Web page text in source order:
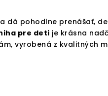
dá pohodlne prenášať,
pre deti je krásna
vyrobená z kvalitných